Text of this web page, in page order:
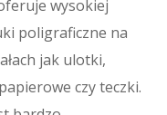
wysokiej
poligraficzne na
jak ulotki,
czy teczki.